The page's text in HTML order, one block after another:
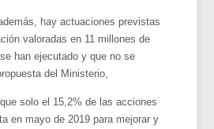
hay actuaciones previstas
valoradas en 11 millones de
han ejecutado y que no se
del Ministerio,
solo el 15,2% de las acciones
en mayo de 2019 para mejorar y